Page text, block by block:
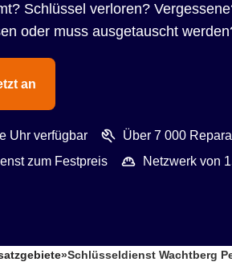
Schlüssel verloren?
oder muss ausgetauscht
an
Uhr verfügbar
Über 7 000
zum Festpreis
Netzwerk von
»Schlüsseldienst Wachtberg